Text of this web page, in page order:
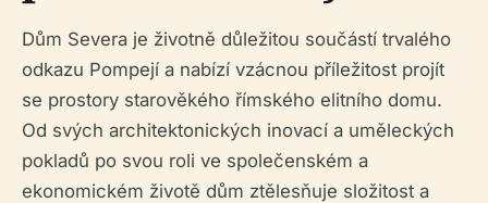
Dům Severa je životně důležitou součástí trvalého
odkazu Pompejí a nabízí vzácnou příležitost projít
se prostory starověkého římského elitního domu.
Od svých architektonických inovací a uměleckých
pokladů po svou roli ve společenském a
ekonomickém životě dům ztělesňuje složitost a